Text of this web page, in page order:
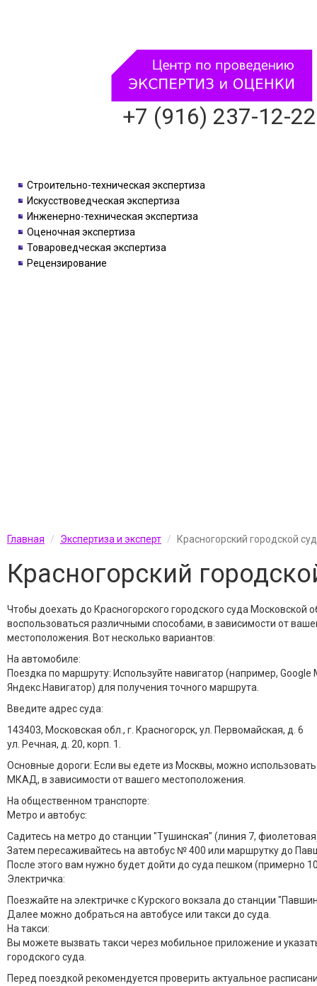
+7 (916) 237-12-22
Строительно-техническая экспертиза
Искусствоведческая экспертиза
Инженерно-техническая экспертиза
Оценочная экспертиза
Товароведческая экспертиза
Рецензирование
Главная Экспертиза и эксперт Красногорский городской суд
Красногорский
Чтобы доехать до Красногорского городского суда Московской
воспользоваться различными способами, в зависимости от
местоположения. Вот несколько вариантов:
На автомобиле:
Поездка по маршруту: Используйте навигатор (например, Google
Яндекс.Навигатор) для получения точного маршрута.
Введите адрес суда:
143403, Московская обл., г. Красногорск, ул. Первомайская, д. 6
ул. Речная, д. 20, корп. 1.
Основные дороги: Если вы едете из Москвы, можно
МКАД, в зависимости от вашего местоположения.
На общественном транспорте:
Метро и автобус:
Садитесь на метро до станции "Тушинская" (линия 7,
Затем пересаживайтесь на автобус № 400 или маршрутку до
После этого вам нужно будет дойти до суда пешком (примерно
Электричка:
Поезжайте на электричке с Курского вокзала до станции
Далее можно добраться на автобусе или такси до суда.
На такси:
Вы можете вызвать такси через мобильное приложение и
городского суда.
Перед поездкой рекомендуется проверить актуальное